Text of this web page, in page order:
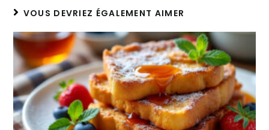
VOUS DEVRIEZ ÉGALEMENT AIMER